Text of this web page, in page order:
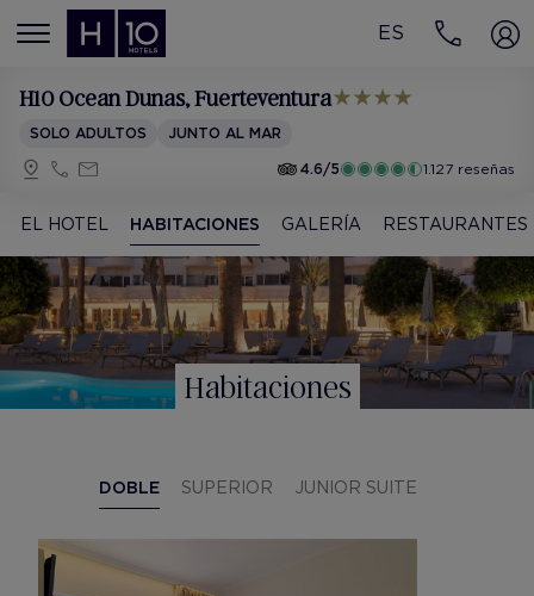
MENÚ
ES
H10 Ocean Dunas, Fuerteventura
SOLO ADULTOS
JUNTO AL MAR
4.6/5
1.127 reseñas
EL HOTEL HABITACIONES GALERÍA RESTAURANTES
Habitaciones
DOBLE SUPERIOR JUNIOR SUITE